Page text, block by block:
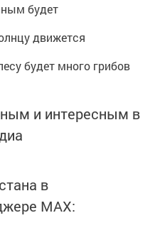
будет
движется
будет много грибов
и интересным в
в
MАХ: